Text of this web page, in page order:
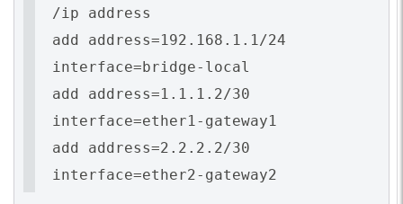
/ip address
add address=192.168.1.1/24
interface=bridge-local
add address=1.1.1.2/30
interface=ether1-gateway1
add address=2.2.2.2/30
interface=ether2-gateway2